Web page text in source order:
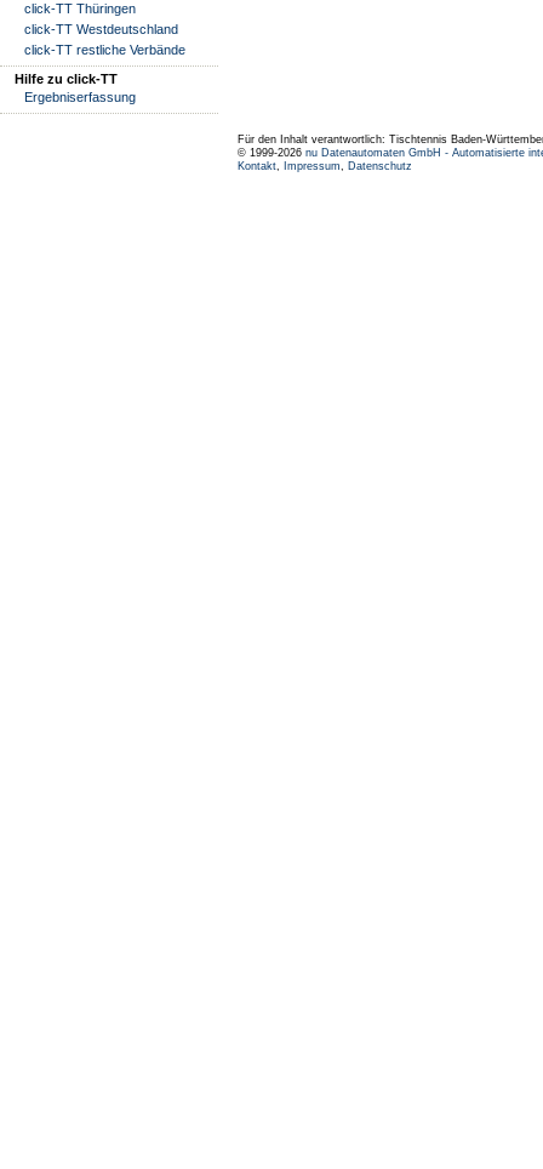
click-TT Thüringen
click-TT Westdeutschland
click-TT restliche Verbände
Hilfe zu click-TT
Ergebniserfassung
Für den Inhalt verantwortlich: Tischtennis Baden-
© 1999-2026 nu Datenautomaten GmbH - Automatisierte
Kontakt, Impressum, Datenschutz